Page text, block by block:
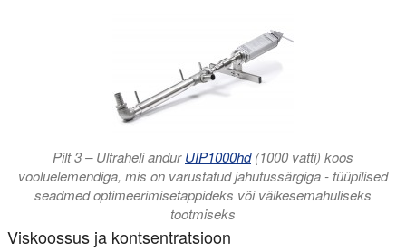
Pilt 3 – Ultraheli andurUIP1000hd(1000 vatti) koos
vooluelemendiga, mis on varustatud jahutussärgiga - tüüpilised
seadmed optimeerimisetappideks või väikesemahuliseks
tootmiseks
Viskoossus ja kontsentratsioon